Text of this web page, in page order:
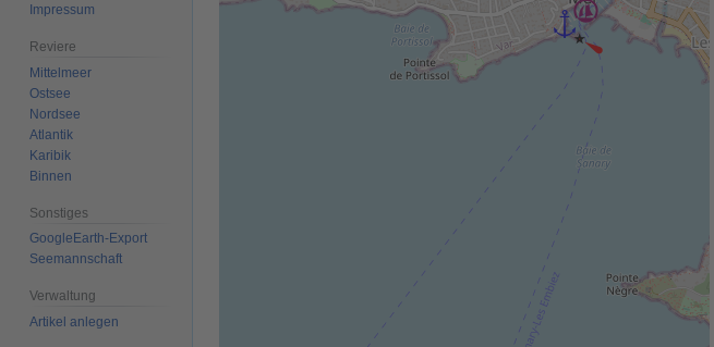
Impressum
Reviere
Mittelmeer
Ostsee
Nordsee
Atlantik
Karibik
Binnen
Sonstiges
GoogleEarth-Export
Seemannschaft
Verwaltung
Artikel anlegen